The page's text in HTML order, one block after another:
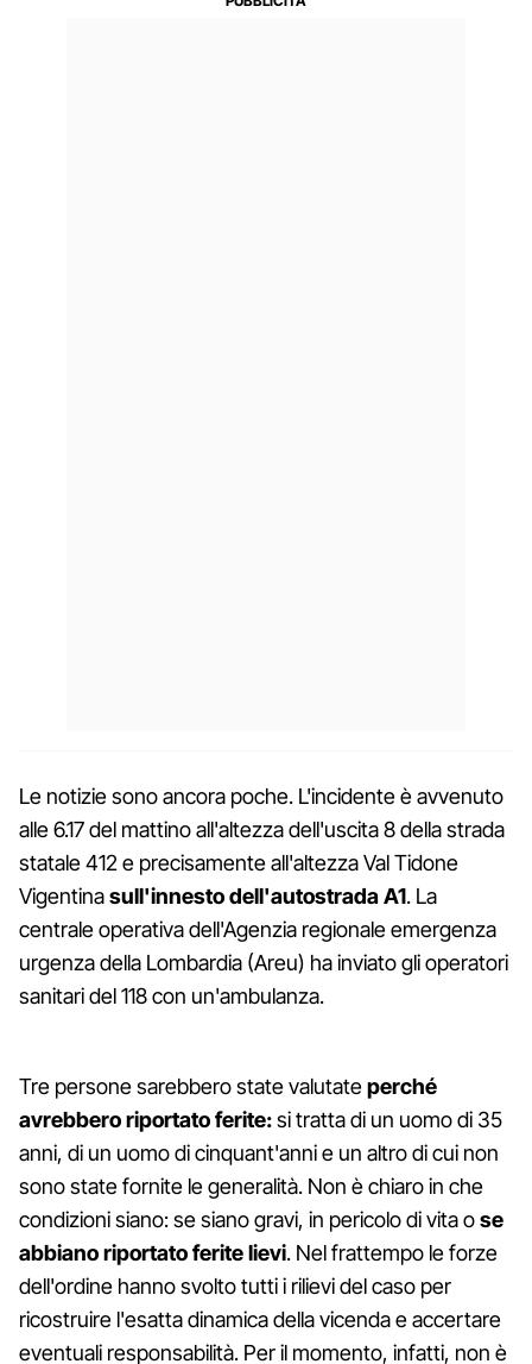
Le notizie sono ancora poche. L'incidente è avvenuto
alle 6.17 del mattino all'altezza dell'uscita 8 della strada
statale 412 e precisamente all'altezza Val Tidone
Vigentinasull'innesto dell'autostrada A1. La
centrale operativa dell'Agenzia regionale emergenza
urgenza della Lombardia (Areu) ha inviato gli operatori
sanitari del 118 con un'ambulanza.
Tre persone sarebbero state valutateperché
avrebbero riportato ferite:si tratta di un uomo di 35
anni, di un uomo di cinquant'anni e un altro di cui non
sono state fornite le generalità. Non è chiaro in che
condizioni siano: se siano gravi, in pericolo di vita ose
abbiano riportato ferite lievi. Nel frattempo le forze
dell'ordine hanno svolto tutti i rilievi del caso per
ricostruire l'esatta dinamica della vicenda e accertare
eventuali responsabilità. Per il momento, infatti, non è